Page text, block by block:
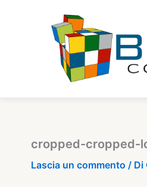
cropped-cropped-
Lascia un commento / Di